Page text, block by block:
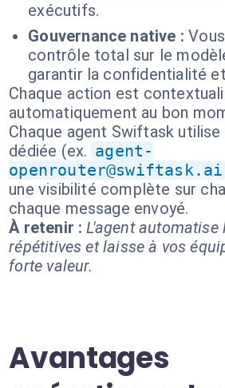
exécutifs.
Gouvernance native :
contrôle total sur le
garantir la confidentialité
Chaque action est
automatiquement au bon
Chaque agent Swiftask
dédiée (ex. agent-
openrouter@swiftask.ai
une visibilité complète sur
chaque message envoyé.
À retenir : L'agent automatise
répétitives et laisse à vos
forte valeur.
Avantages